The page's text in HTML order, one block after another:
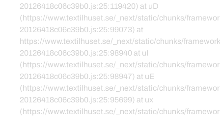
20126418c06c39b0.js:25:119420) at uD
(https://www.textilhuset.se/_next/static/chunks/
20126418c06c39b0.js:25:99073) at
https://www.textilhuset.se/_next/static/chunks/
20126418c06c39b0.js:25:98940 at uI
(https://www.textilhuset.se/_next/static/chunks/
20126418c06c39b0.js:25:98947) at uE
(https://www.textilhuset.se/_next/static/chunks/
20126418c06c39b0.js:25:95699) at ux
(https://www.textilhuset.se/_next/static/chunks/